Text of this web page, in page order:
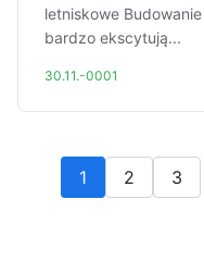
letniskowe
bardzo ekscytują...
30.11.-0001
1 2 3